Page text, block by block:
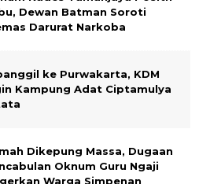
Dewan Batman Soroti
Darurat Narkoba
ke Purwakarta, KDM
Kampung Adat Ciptamulya
Dikepung Massa, Dugaan
Oknum Guru Ngaji
Warga Simpenan